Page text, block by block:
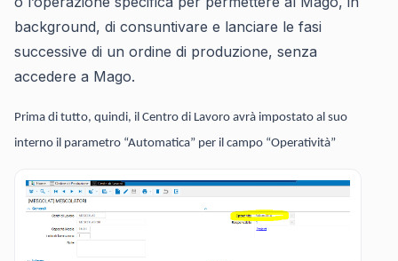
background, di consuntivare e lanciare le fasi
successive di un ordine di produzione, senza
accedere a Mago.
Prima di tutto, quindi, il Centro di Lavoro avrà impostato al suo
interno il parametro “Automatica” per il campo “Operatività”